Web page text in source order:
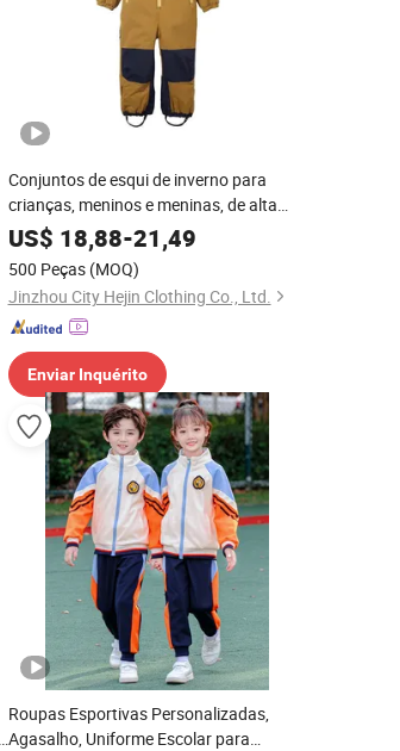
Conjuntos de esqui de inverno para
crianças, meninos e meninas, de alta
qualidade, ao por atacado
US$ 18,88-21,49
500 Peças (MOQ)
Jinzhou City Hejin Clothing Co., Ltd.
Enviar Inquérito
Roupas Esportivas Personalizadas,
Agasalho, Uniforme Escolar para